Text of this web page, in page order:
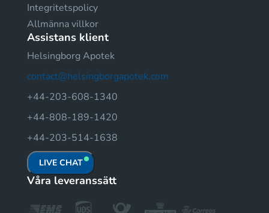
Integritetspolicy
Allmänna villkor
Assistans klient
Helsingborg Apotek
contact@helsingborgapotek.com
+44-203-608-1340
+44-808-189-1420
+44-203-514-1638
LIVE CHAT
Våra leveranssätt